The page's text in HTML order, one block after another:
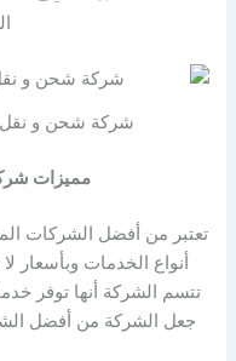
شركة شحن و
مميزات
تعتبر من أفضل الشركات
أنواع الخدمات وبأسعار
تتسم الشركة أنها توفر
جعل الشركة من أفضل